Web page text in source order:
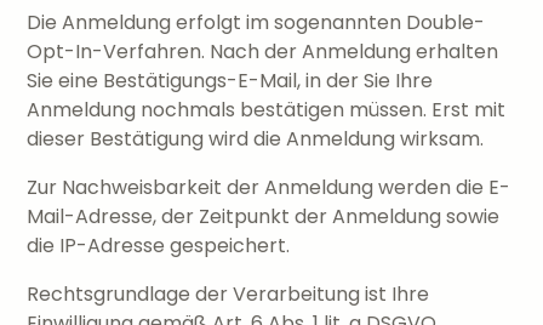
Die Anmeldung erfolgt im sogenannten Double-
Opt-In-Verfahren. Nach der Anmeldung erhalten
Sie eine Bestätigungs-E-Mail, in der Sie Ihre
Anmeldung nochmals bestätigen müssen. Erst mit
dieser Bestätigung wird die Anmeldung wirksam.
Zur Nachweisbarkeit der Anmeldung werden die E-
Mail-Adresse, der Zeitpunkt der Anmeldung sowie
die IP-Adresse gespeichert.
Rechtsgrundlage der Verarbeitung ist Ihre